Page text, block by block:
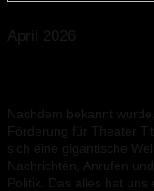
April 2026
Nachdem bekannt
Förderung für Theater
sich eine gigantische
Nachrichten, Anrufen
Politik. Das alles hat